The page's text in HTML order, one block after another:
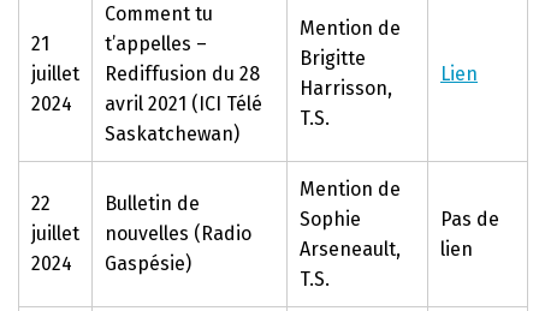
21
juillet
2024
Comment tu
t’appelles –
Rediffusion du 28
avril 2021 (ICI Télé
Saskatchewan)
Mention de
Brigitte
Harrisson,
T.S.
Lien
22
juillet
2024
Bulletin de
nouvelles (Radio
Gaspésie)
Mention de
Sophie
Arseneault,
T.S.
Pas de
lien